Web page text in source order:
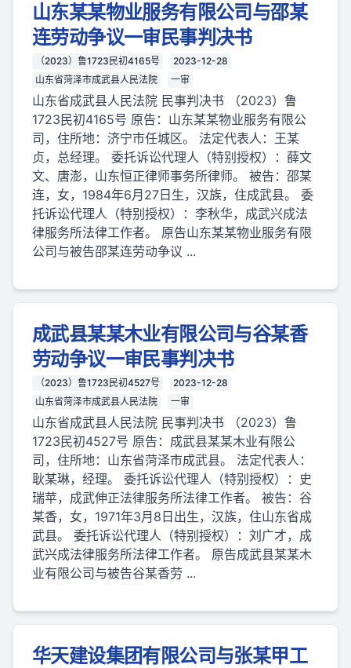
山东某某物业服务有限公司与邵某
连劳动争议一审民事判决书
（2023）鲁1723民初4165号
2023-12-28
山东省菏泽市成武县人民法院
一审
山东省成武县人民法院 民事判决书 （2023）鲁
1723民初4165号 原告：山东某某物业服务有限公
司，住所地：济宁市任城区。 法定代表人：王某
贞，总经理。 委托诉讼代理人（特别授权）：薛文
文、唐澎，山东恒正律师事务所律师。 被告：邵某
连，女，1984年6月27日生，汉族，住成武县。 委
托诉讼代理人（特别授权）：李秋华，成武兴成法
律服务所法律工作者。 原告山东某某物业服务有限
公司与被告邵某连劳动争议 ...
成武县某某木业有限公司与谷某香
劳动争议一审民事判决书
（2023）鲁1723民初4527号
2023-12-28
山东省菏泽市成武县人民法院
一审
山东省成武县人民法院 民事判决书 （2023）鲁
1723民初4527号 原告：成武县某某木业有限公
司，住所地：山东省菏泽市成武县。 法定代表人：
耿某琳，经理。 委托诉讼代理人（特别授权）：史
瑞苹，成武伸正法律服务所法律工作者。 被告：谷
某香，女，1971年3月8日出生，汉族，住山东省成
武县。 委托诉讼代理人（特别授权）：刘广才，成
武兴成法律服务所法律工作者。 原告成武县某某木
业有限公司与被告谷某香劳 ...
华天建设集团有限公司与张某甲工